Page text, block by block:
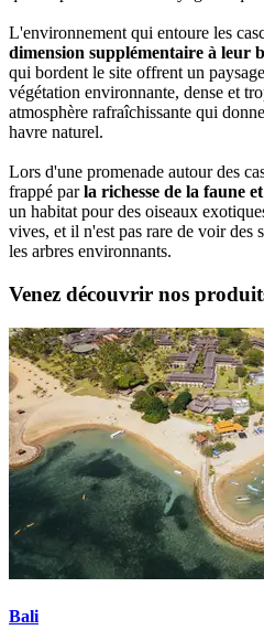
L'environnement qui entoure les
dimension supplémentaire à leur
qui bordent le site offrent un
végétation environnante, dense et
atmosphère rafraîchissante qui
havre naturel.
Lors d'une promenade autour des
frappé parla richesse de la faune
un habitat pour des oiseaux
vives, et il n'est pas rare de voir des
les arbres environnants.
Venez découvrir nos
Bali